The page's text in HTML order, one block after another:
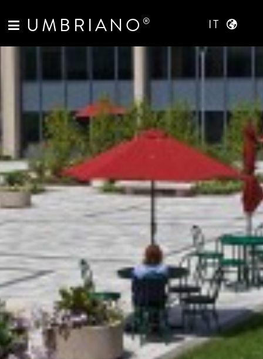
UMBRIANO ® IT